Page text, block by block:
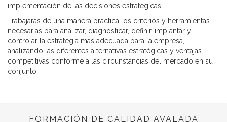
implementación de las decisiones estratégicas.
Trabajarás de una manera práctica los criterios y herramientas
necesarias para analizar, diagnosticar, definir, implantar y
controlar la estrategia más adecuada para la empresa,
analizando las diferentes alternativas estratégicas y ventajas
competitivas conforme a las circunstancias del mercado en su
conjunto.
FORMACIÓN DE CALIDAD AVALADA